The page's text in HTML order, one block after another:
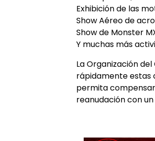
Exhibición de las
Show Aéreo de
Show de Monster
Y muchas más
La Organización
rápidamente estas
permita
reanudación con